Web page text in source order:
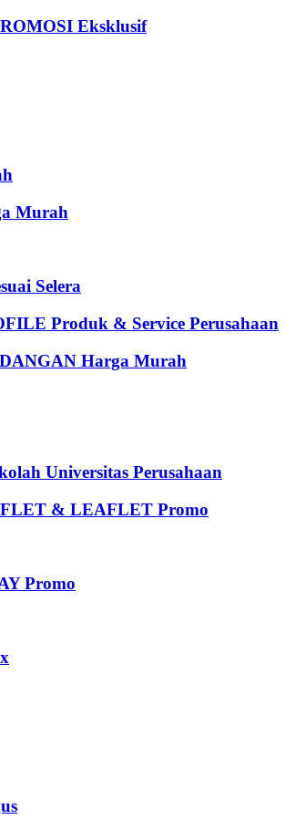
Eksklusif
Murah
Selera
Produk & Service Perusahaan
Harga Murah
Universitas Perusahaan
& LEAFLET Promo
Promo